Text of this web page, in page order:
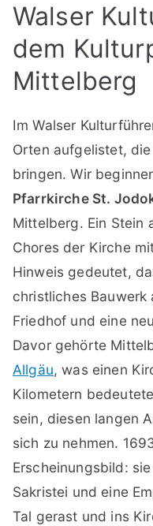
Walser
dem
Mittelberg
Im Walser
Orten aufgelistet,
bringen. Wir
Pfarrkirche St.
Mittelberg. Ein Stein
Chores der Kirche
Hinweis gedeutet,
christliches Bauwerk
Friedhof und eine
Davor gehörte
Allgäu, was einen
Kilometern
sein, diesen langen
sich zu nehmen.
Erscheinungsbild:
Sakristei und eine
Tal gerast und ins